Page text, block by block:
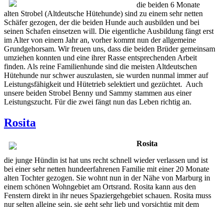
die beiden 6 Monate
alten Strobel (Altdeutsche Hütehunde) sind zu einem sehr netten
Schäfer gezogen, der die beiden Hunde auch ausbilden und bei
seinen Schafen einsetzen will. Die eigentliche Ausbildung fängt erst
im Alter von einem Jahr an, vorher kommt nun der allgemeine
Grundgehorsam. Wir freuen uns, dass die beiden Brüder gemeinsam
umziehen konnten und eine ihrer Rasse entsprechenden Arbeit
finden. Als reine Familienhunde sind die meisten Altdeutschen
Hütehunde nur schwer auszulasten, sie wurden nunmal immer auf
Leistungsfähigkeit und Hütetrieb selektiert und gezüchtet. Auch
unsere beiden Strobel Benny und Sammy stammen aus einer
Leistungszucht. Für die zwei fängt nun das Leben richtig an.
Rosita
Rosita
die junge Hündin ist hat uns recht schnell wieder verlassen und ist
bei einer sehr netten hundeerfahrenen Familie mit einer 20 Monate
alten Tochter gezogen. Sie wohnt nun in der Nähe von Marburg in
einem schönen Wohngebiet am Ortsrand. Rosita kann aus den
Fenstern direkt in ihr neues Spaziergehgebiet schauen. Rosita muss
nur selten alleine sein, sie geht sehr lieb und vorsichtig mit dem